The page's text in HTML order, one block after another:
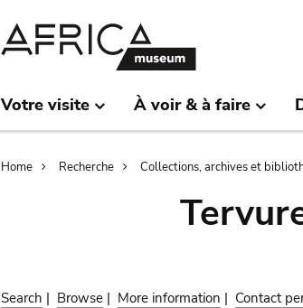
Votre visite À voir & à faire
Breadcrumb
Home Recherche Collections, archives et
Search | Browse | More information | Contact